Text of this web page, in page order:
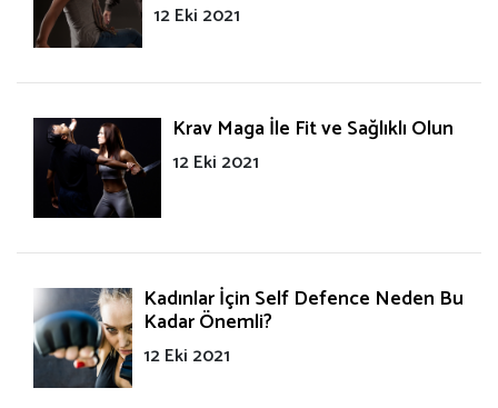
12 Eki 2021
Krav Maga İle Fit ve Sağlıklı Olun
12 Eki 2021
Kadınlar İçin Self Defence Neden Bu
Kadar Önemli?
12 Eki 2021